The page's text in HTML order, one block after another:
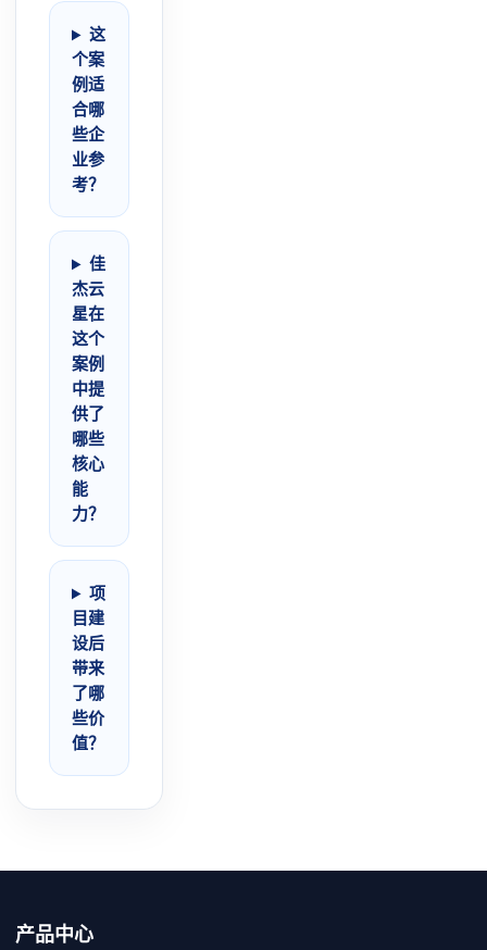
这
个案
例适
合哪
些企
业参
考？
佳
杰云
星在
这个
案例
中提
供了
哪些
核心
能
力？
项
目建
设后
带来
了哪
些价
值？
产品中心